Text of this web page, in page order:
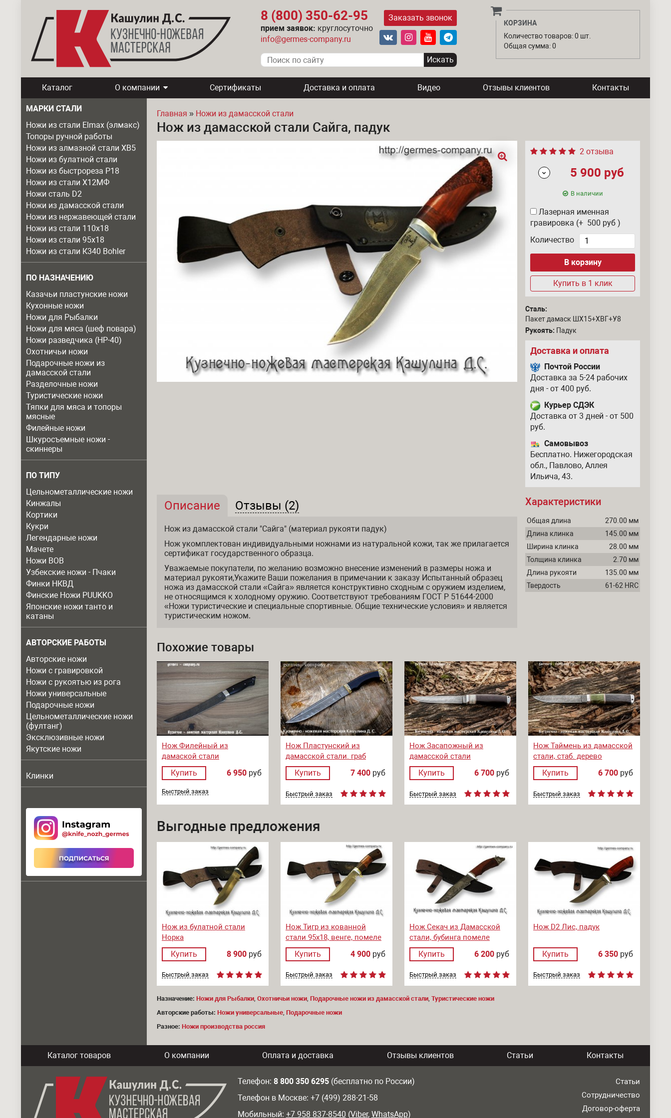
8 (800) 350-62-95
прием заявок: круглосуточно
info@germes-company.ru
Заказать звонок
КОРЗИНА
Количество товаров: 0 шт.
Общая сумма: 0
Каталог О компании Сертификаты Доставка и оплата Видео Отзывы клиентов Контакты
МАРКИ СТАЛИ
Ножи из стали Elmax (элмакс)
Топоры ручной работы
Ножи из алмазной стали ХВ5
Ножи из булатной стали
Ножи из быстрореза Р18
Ножи из стали Х12МФ
Ножи сталь D2
Ножи из дамасской стали
Ножи из нержавеющей стали
Ножи из стали 110х18
Ножи из стали 95х18
Ножи из стали К340 Bohler
ПО НАЗНАЧЕНИЮ
Казачьи пластунские ножи
Кухонные ножи
Ножи для Рыбалки
Ножи для мяса (шеф повара)
Ножи разведчика (НР-40)
Охотничьи ножи
Подарочные ножи из
дамасской стали
Разделочные ножи
Туристические ножи
Тяпки для мяса и топоры
мясные
Филейные ножи
Шкуросъемные ножи -
скиннеры
ПО ТИПУ
Цельнометаллические ножи
Кинжалы
Кортики
Кукри
Легендарные ножи
Мачете
Ножи ВОВ
Узбекские ножи - Пчаки
Финки НКВД
Финские Ножи PUUKKO
Японские ножи танто и
катаны
АВТОРСКИЕ РАБОТЫ
Авторские ножи
Ножи с гравировкой
Ножи с рукоятью из рога
Ножи универсальные
Подарочные ножи
Цельнометаллические ножи
(фултанг)
Эксклюзивные ножи
Якутские ножи
Клинки
Вы здесь
Главная » Ножи из дамасской стали
Нож из дамасской стали Сайга, падук
2 отзыва
5 900 руб
В наличии
Лазерная именная
гравировка (+ 500 руб )
Количество
Купить в 1 клик
Сталь:
Пакет дамаск ШХ15+ХВГ+У8
Рукоять: Падук
Доставка и оплата
Почтой России
Доставка за 5-24 рабочих
дня - от 400 руб.
Курьер СДЭК
Доставка от 3 дней - от 500
руб.
Самовывоз
Бесплатно. Нижегородская
обл., Павлово, Аллея
Ильича, 43.
Описание и отзывы
Описание (активная вкладка)
Отзывы (2)
Нож из дамасской стали "Сайга" (материал рукояти падук)
Нож укомплектован индивидуальными ножнами из натуральной кожи, так же прилагается
сертификат государственного образца.
Уважаемые покупатели, по желанию возможно внесение изменений в размеры ножа и
материал рукояти,Укажите Ваши пожелания в примечании к заказу Испытанный образец
ножа из дамасской стали «Сайга» является конструктивно сходным с оружием изделием,
не относящимся к холодному оружию. Соответствуют требованиям ГОСТ Р 51644-2000
«Ножи туристические и специальные спортивные. Общие технические условия» и является
туристическим ножом.
Характеристики
Общая длина
270.00 мм
Длина клинка
145.00 мм
Ширина клинка
28.00 мм
Толщина клинка
2.70 мм
Длина рукояти
135.00 мм
Твердость
61-62 HRC
Похожие товары
Нож Филейный из
дамаской стали
Купить 6 950 руб
Быстрый заказ
Нож Пластунский из
дамасской стали. граб
Купить 7 400 руб
Быстрый заказ
Нож Засапожный из
дамасской стали
Купить 6 700 руб
Быстрый заказ
Нож Таймень из дамасской
стали, стаб. дерево
Купить 6 700 руб
Быстрый заказ
Выгодные предложения
Нож из булатной стали
Норка
Купить 8 900 руб
Быстрый заказ
Нож Тигр из кованной
стали 95х18, венге, помеле
Купить 4 900 руб
Быстрый заказ
Нож Секач из Дамасской
стали, бубинга помеле
Купить 6 200 руб
Быстрый заказ
Нож D2 Лис, падук
Купить 6 350 руб
Быстрый заказ
Назначение: Ножи для Рыбалки Охотничьи ножи Подарочные ножи из дамасской стали Туристические ножи
Авторские работы: Ножи универсальные Подарочные ножи
Разное: Ножи производства россия
Каталог товаров О компании Оплата и доставка Отзывы клиентов Статьи Контакты
Телефон: 8 800 350 6295(бесплатно по России)
Телефон в Москве: +7 (499) 288-21-58
Мобильный: +7 958 837-8540 (Viber, WhatsApp)
Статьи
Сотрудничество
Договор-оферта